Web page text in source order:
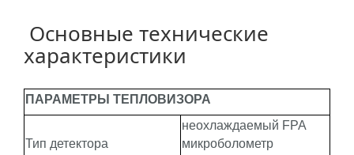
Основные технические
характеристики
ПАРАМЕТРЫ ТЕПЛОВИЗОРА
Тип детектора
неохлаждаемый FPA
микроболометр